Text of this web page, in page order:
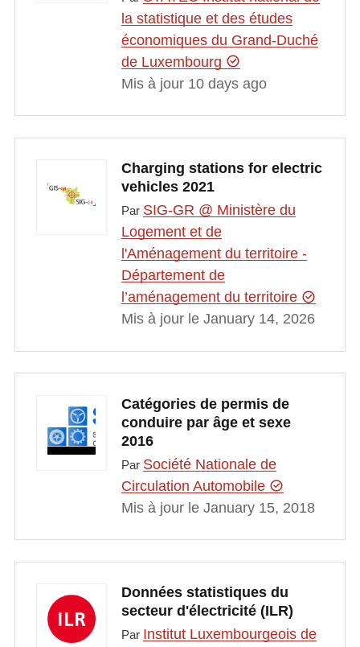
la statistique et des études
économiques du Grand-Duché
de Luxembourg
Mis à jour 10 days ago
Charging stations for electric
vehicles 2021
Par SIG-GR @ Ministère du
Logement et de
l'Aménagement du territoire -
Département de
l’aménagement du territoire
Mis à jour le January 14, 2026
Catégories de permis de
conduire par âge et sexe
2016
Par Société Nationale de
Circulation Automobile
Mis à jour le January 15, 2018
Données statistiques du
secteur d'électricité (ILR)
Par Institut Luxembourgeois de